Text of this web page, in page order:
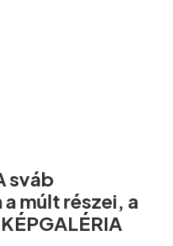
sváb
múlt részei, a